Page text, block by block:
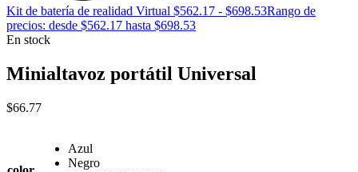
Kit de batería de realidad Virtual $562.17 - $698.53Rango de
precios: desde $562.17 hasta $698.53
En stock
Minialtavoz portátil Universal
$66.77
Azul
Negro